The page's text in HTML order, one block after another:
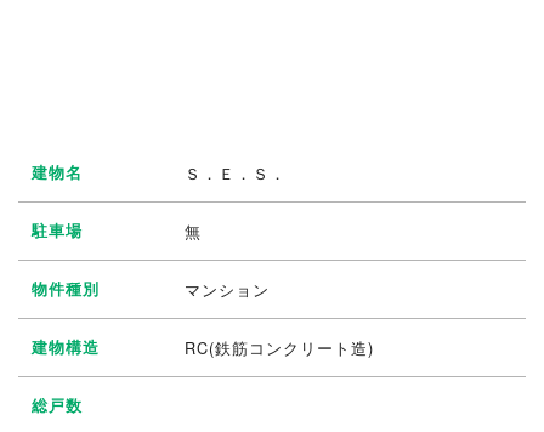
建物名 Ｓ．Ｅ．Ｓ．
駐車場 無
物件種別 マンション
建物構造 RC(鉄筋コンクリート造)
総戸数